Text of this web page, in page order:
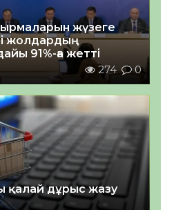
жүзеге
жолдардың
91%-ға жетті
274 0
қалай дұрыс жазу